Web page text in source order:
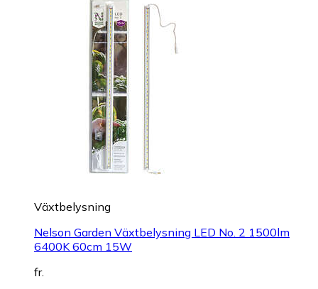
Växtbelysning
Nelson Garden Växtbelysning LED No. 2 1500lm
6400K 60cm 15W
fr.